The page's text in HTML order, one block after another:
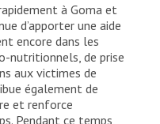
à Goma et
d’apporter une aide
encore dans les
nutritionnels, de prise
aux victimes de
également de
et renforce
Pendant ce temps,